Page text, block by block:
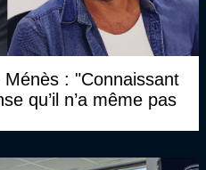
: "Connaissant
qu’il n’a même pas